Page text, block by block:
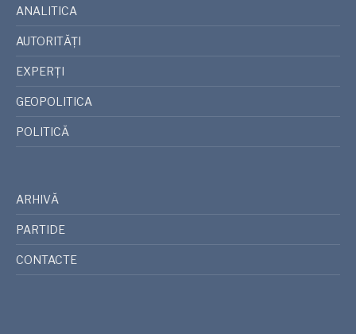
ANALITICA
AUTORITĂȚI
EXPERȚI
GEOPOLITICA
POLITICĂ
ARHIVĂ
PARTIDE
CONTACTE